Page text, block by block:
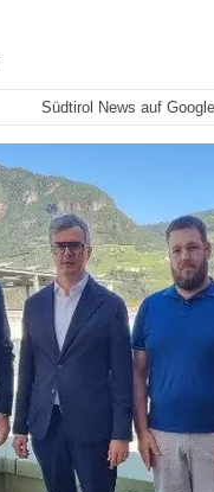
Südtirol News auf